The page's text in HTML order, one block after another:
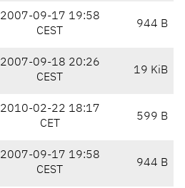
2007-09-17 19:58
CEST
944 B
2007-09-18 20:26
CEST
19 KiB
2010-02-22 18:17
CET
599 B
2007-09-17 19:58
CEST
944 B